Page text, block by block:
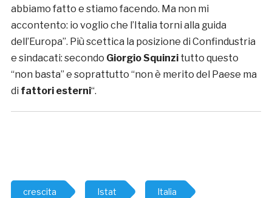
abbiamo fatto e stiamo facendo. Ma non mi
accontento: io voglio che l’Italia torni alla guida
dell’Europa”. Più scettica la posizione di Confindustria
e sindacati: secondo Giorgio Squinzitutto questo
“non basta” e soprattutto “non è merito del Paese ma
di fattori esterni“.
crescita Istat Italia